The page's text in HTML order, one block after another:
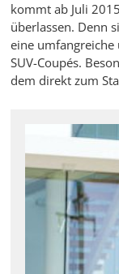
kommt ab Juli
überlassen. Denn
eine umfangreiche
SUV-Coupés.
dem direkt zum